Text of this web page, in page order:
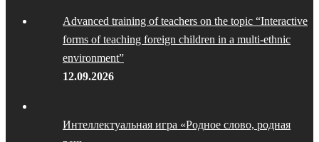
Advanced training of teachers on the topic “Interactive
forms of teaching foreign children in a multi-ethnic
environment”
12.09.2026
Интеллектуальная игра «Родное слово, родная